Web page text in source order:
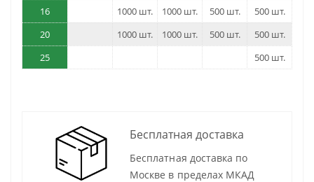
16
1000 шт. 1000 шт. 500 шт.
500 шт.
20
1000 шт. 1000 шт. 500 шт.
500 шт.
25
500 шт.
Бесплатная доставка
Бесплатная доставка по
Москве в пределах МКАД